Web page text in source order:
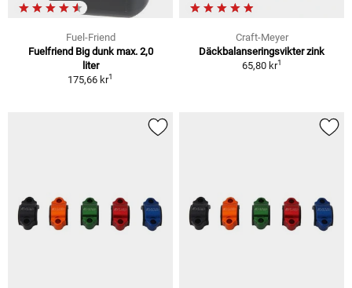
Fuel-Friend
Fuelfriend Big dunk max. 2,0
liter
175,66 kr1
Craft-Meyer
Däckbalanseringsvikter zink
65,80 kr1